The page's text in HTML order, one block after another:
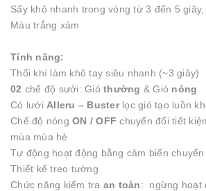
Sấy khô nhanh trong vòng từ 3 đến 5
Màu trắng xám
Tính năng:
Thổi khí làm khô tay siêu nhanh (~3 giây)
02 chế độ sưởi: Gió thường & Gió nóng
Có lưới Alleru – Busterlọc gió tạo luồn
Chế độ nóng ON / OFF chuyển đổi tiết
mùa mùa hè
Tự động hoạt động bằng cảm biến
Thiết kế treo tường
Chức năng kiểm tra an toàn: ngừng hoạt